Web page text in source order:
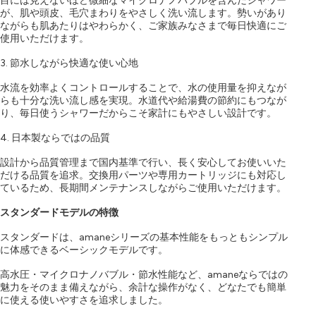
が、肌や頭皮、毛穴まわりをやさしく洗い流します。勢いがあり
ながらも肌あたりはやわらかく、ご家族みなさまで毎日快適にご
使用いただけます。
3. 節水しながら快適な使い心地
水流を効率よくコントロールすることで、水の使用量を抑えなが
らも十分な洗い流し感を実現。水道代や給湯費の節約にもつなが
り、毎日使うシャワーだからこそ家計にもやさしい設計です。
4. 日本製ならではの品質
設計から品質管理まで国内基準で行い、長く安心してお使いいた
だける品質を追求。交換用パーツや専用カートリッジにも対応し
ているため、長期間メンテナンスしながらご使用いただけます。
スタンダードモデルの特徴
スタンダードは、amaneシリーズの基本性能をもっともシンプル
に体感できるベーシックモデルです。
高水圧・マイクロナノバブル・節水性能など、amaneならではの
魅力をそのまま備えながら、余計な操作がなく、どなたでも簡単
に使える使いやすさを追求しました。